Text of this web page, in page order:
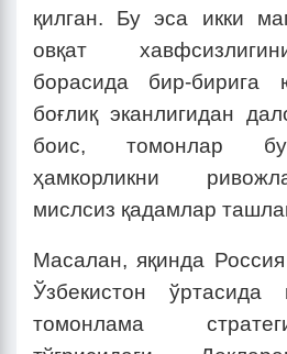
қилган. Бу эса икки
овқат
борасида бир-бирига
боғлиқ эканлигидан
боис, томонлар бу
ҳамкорликни
мислсиз қадамлар
Масалан, яқинда
Ўзбекистон ўртасида
томонлама